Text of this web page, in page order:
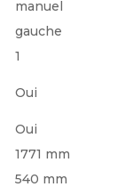
verre
Réduisez
vos coûts
facile à lire.
manuel
gauche
1
Oui
Oui
1771 mm
540 mm